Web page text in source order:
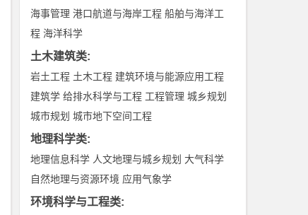
海事管理 港口航道与海岸工程 船舶与海洋工
程 海洋科学
土木建筑类:
岩土工程 土木工程 建筑环境与能源应用工程
建筑学 给排水科学与工程 工程管理 城乡规划
城市规划 城市地下空间工程
地理科学类:
地理信息科学 人文地理与城乡规划 大气科学
自然地理与资源环境 应用气象学
环境科学与工程类: